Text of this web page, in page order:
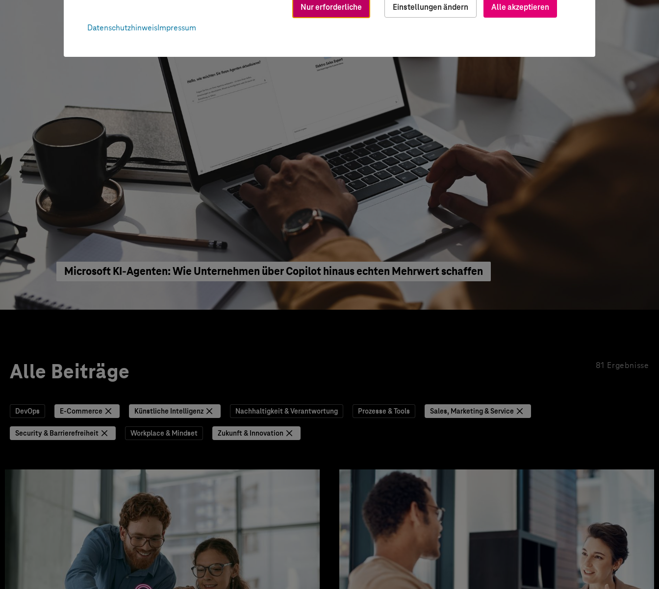
Alle akzeptieren
Nur erforderliche
Einstellungen ändern
DatenschutzhinweisImpressum
Microsoft KI-Agenten: Wie Unternehmen über Copilot hinaus echten Mehrwert schaffen
Alle Beiträge 81 Ergebnisse
DevOps E-Commerce Künstliche Intelligenz Nachhaltigkeit & Verantwortung Prozesse & Tools Sales, Marketing & Service
Security & Barrierefreiheit Workplace & Mindset Zukunft & Innovation